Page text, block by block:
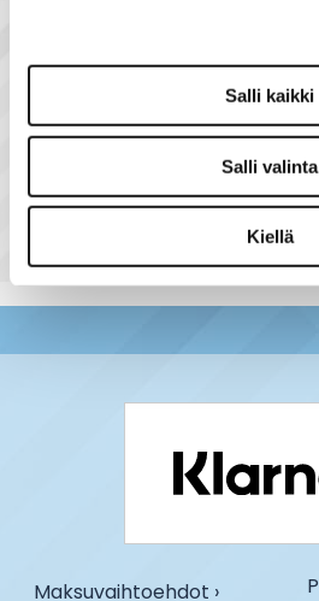
Salli kaikki
Salli valinta
Kiellä
Näytä lisää tuotteita
Muut tuoteryhmästä
Maksuvaihtoehdot ›